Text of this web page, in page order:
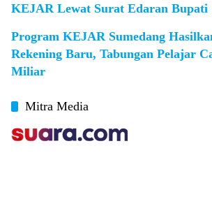
KEJAR Lewat Surat Edaran Bupati
Program KEJAR Sumedang
Rekening Baru, Tabungan Pelajar
Miliar
Mitra Media